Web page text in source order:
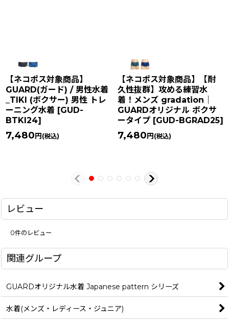
【ネコポス対象商品】
GUARD(ガード) / 男性水着
_TIKI (ボクサー) 男性 トレ
ーニング水着 [GUD-
BTKI24]
7,480円 (税込)
【ネコポス対象商品】【耐
久性抜群】攻める練習水
着！メンズ gradation｜
GUARDオリジナル ボクサ
ータイプ [GUD-BGRAD25]
7,480円 (税込)
レビュー
0件のレビュー
関連グループ
GUARDオリジナル水着 Japanese pattern シリーズ
水着(メンズ・レディース・ジュニア)